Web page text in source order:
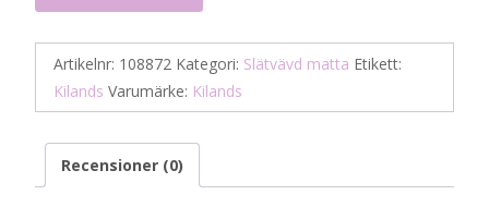
Artikelnr: 108872 Kategori: Slätvävd matta Etikett:
Kilands Varumärke: Kilands
Recensioner (0)